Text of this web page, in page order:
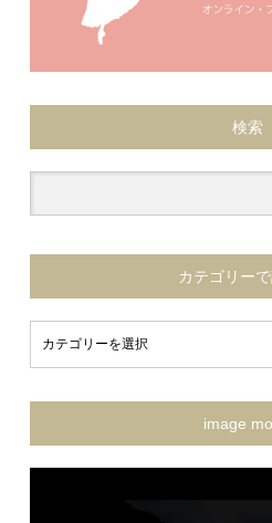
検索
カテゴリー
image